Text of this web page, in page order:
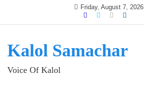
Friday, August 7, 2026
Kalol Samachar
Voice Of Kalol